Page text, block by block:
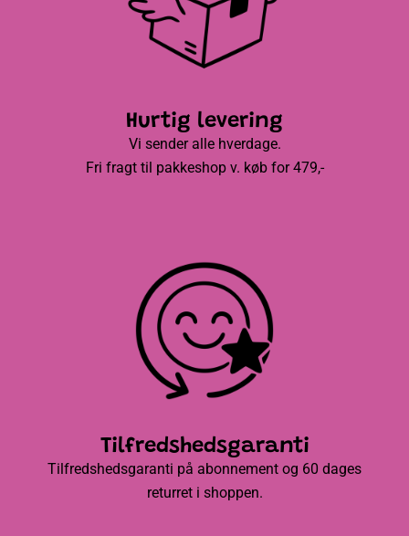
Hurtig levering
Vi sender alle hverdage.
Fri fragt til pakkeshop v. køb for 479,-
Tilfredshedsgaranti
Tilfredshedsgaranti på abonnement og 60 dages
returret i shoppen.